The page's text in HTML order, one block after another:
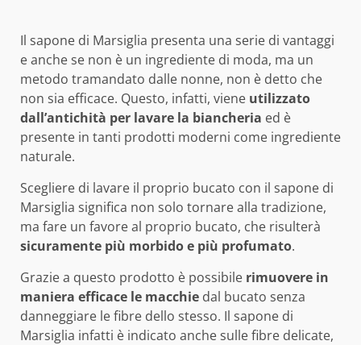
Il sapone di Marsiglia presenta una serie di vantaggi
e anche se non è un ingrediente di moda, ma un
metodo tramandato dalle nonne, non è detto che
non sia efficace. Questo, infatti, viene utilizzato
dall’antichità per lavare la biancheria ed è
presente in tanti prodotti moderni come ingrediente
naturale.
Scegliere di lavare il proprio bucato con il sapone di
Marsiglia significa non solo tornare alla tradizione,
ma fare un favore al proprio bucato, che risulterà
sicuramente più morbido e più profumato.
Grazie a questo prodotto è possibile rimuovere in
maniera efficace le macchie dal bucato senza
danneggiare le fibre dello stesso. Il sapone di
Marsiglia infatti è indicato anche sulle fibre delicate,